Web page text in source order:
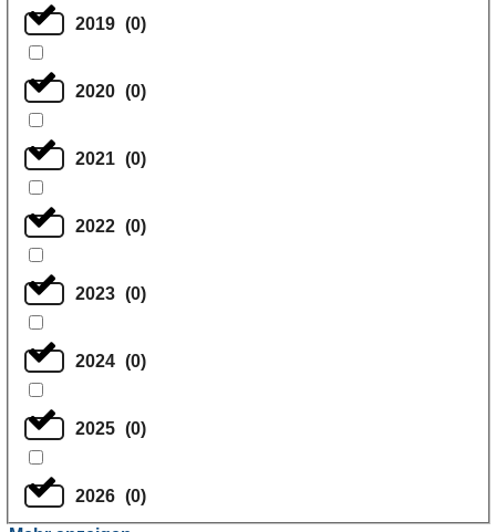
2019 (0)
2020 (0)
2021 (0)
2022 (0)
2023 (0)
2024 (0)
2025 (0)
2026 (0)